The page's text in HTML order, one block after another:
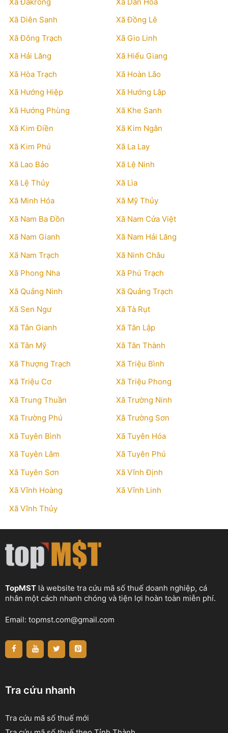
Xã Diên Sanh
Xã Đồng Lê
Xã Đông Trạch
Xã Gio Linh
Xã Hải Lăng
Xã Hiếu Giang
Xã Hòa Trạch
Xã Hoàn Lão
Xã Hướng Hiệp
Xã Hướng Lập
Xã Hướng Phùng
Xã Khe Sanh
Xã Kim Điền
Xã Kim Ngân
Xã Kim Phú
Xã La Lay
Xã Lao Bảo
Xã Lệ Ninh
Xã Lệ Thủy
Xã Lìa
Xã Minh Hóa
Xã Mỹ Thủy
Xã Nam Ba Đồn
Xã Nam Cửa Việt
Xã Nam Gianh
Xã Nam Hải Lăng
Xã Nam Trạch
Xã Ninh Châu
Xã Phong Nha
Xã Phú Trạch
Xã Quảng Ninh
Xã Quảng Trạch
Xã Sen Ngư
Xã Tà Rụt
Xã Tân Gianh
Xã Tân Lập
Xã Tân Mỹ
Xã Tân Thành
Xã Thượng Trạch
Xã Triệu Bình
Xã Triệu Cơ
Xã Triệu Phong
Xã Trung Thuần
Xã Trường Ninh
Xã Trường Phú
Xã Trường Sơn
Xã Tuyên Bình
Xã Tuyên Hóa
Xã Tuyên Lâm
Xã Tuyên Phú
Xã Tuyên Sơn
Xã Vĩnh Định
Xã Vĩnh Hoàng
Xã Vĩnh Linh
Xã Vĩnh Thủy
TopMST là website tra cứu mã số thuế doanh nghiệp, cá
nhân một cách nhanh chóng và tiện lợi hoàn toàn miễn phí.
Email: topmst.com@gmail.com
Tra cứu nhanh
Tra cứu mã số thuế mới